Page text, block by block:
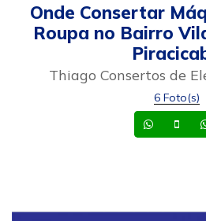
Onde Consertar
Roupa no Bairro
Thiago Consertos de
6 Foto(s)